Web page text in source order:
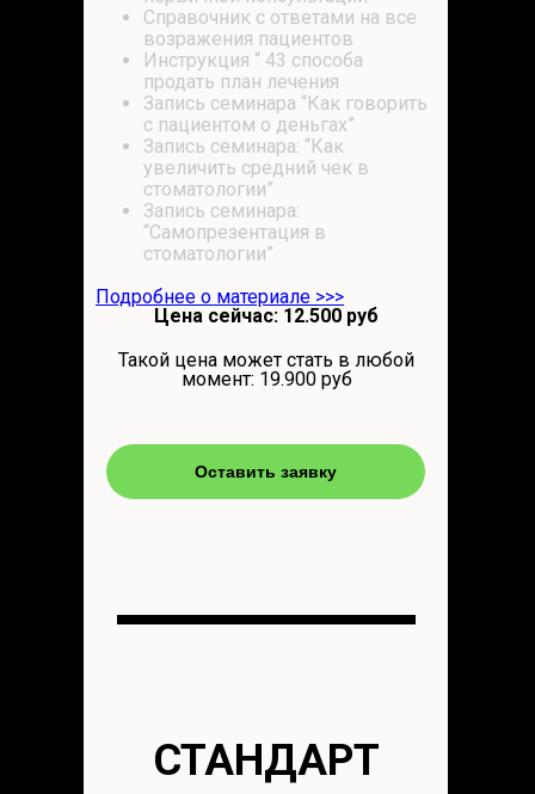
Цена сейчас: 12.500 руб
Оставить заявку
Справочник с ответами на все
возражения пациентов
Инструкция “ 43 способа
продать план лечения
Запись семинара “Как говорить
с пациентом о деньгах”
Запись семинара: “Как
увеличить средний чек в
стоматологии”
Запись семинара:
“Самопрезентация в
стоматологии”
Подробнее о материале >>>
Такой цена может стать в любой
момент: 19.900 руб
СТАНДАРТ